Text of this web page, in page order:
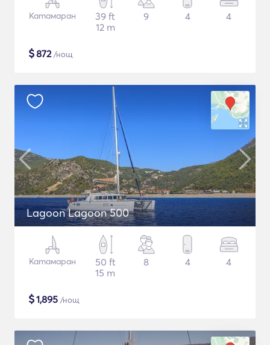
Катамаран
39 ft
12 m
9 4 4
$872/нощ
Lagoon Lagoon 500
Катамаран
50 ft
15 m
8 4 4
$1,895 /нощ